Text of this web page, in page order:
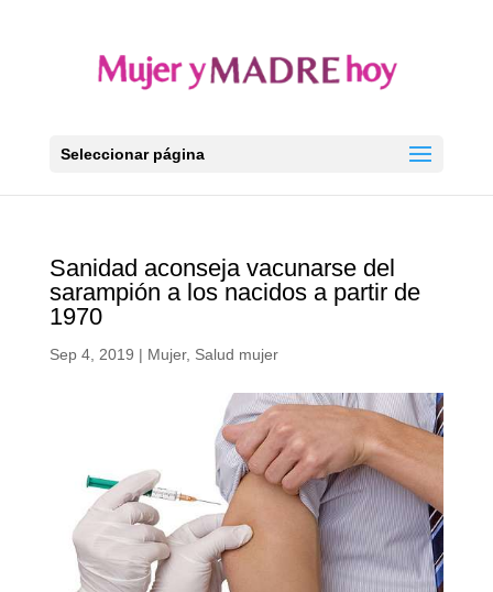
Seleccionar página
Sanidad aconseja vacunarse del
sarampión a los nacidos a partir de
1970
Sep 4, 2019 | Mujer, Salud mujer